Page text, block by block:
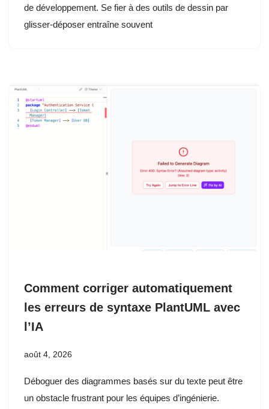
de développement. Se fier à des outils de dessin par
glisser-déposer entraîne souvent
Comment corriger automatiquement
les erreurs de syntaxe PlantUML avec
l’IA
août 4, 2026
Déboguer des diagrammes basés sur du texte peut être
un obstacle frustrant pour les équipes d’ingénierie.